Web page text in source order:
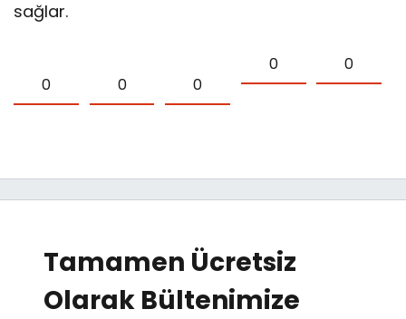
sağlar.
0 0 0
0 0
Tamamen Ücretsiz
Olarak Bültenimize